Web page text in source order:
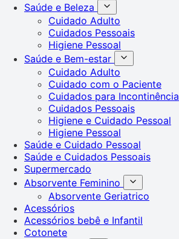
Saúde e Beleza
Cuidado Adulto
Cuidados Pessoais
Higiene Pessoal
Saúde e Bem-estar
Cuidado Adulto
Cuidado com o Paciente
Cuidados para Incontinência
Cuidados Pessoais
Higiene e Cuidado Pessoal
Higiene Pessoal
Saúde e Cuidado Pessoal
Saúde e Cuidados Pessoais
Supermercado
Absorvente Feminino
Absorvente Geriatrico
Acessórios
Acessórios bebê e Infantil
Cotonete